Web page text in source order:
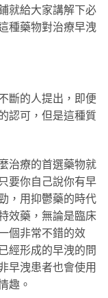
就給大家講解下必
種藥物對治療早洩
斷的人提出，即便
認可，但是這種質
治療的首選藥物就
要你自己說你有早
，用抑鬱藥的時代
效藥，無論是臨床
個非常不錯的效
經形成的早洩的問
早洩患者也會使用
趣。